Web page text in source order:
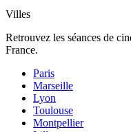
Villes
Retrouvez les séances de
France.
Paris
Marseille
Lyon
Toulouse
Montpellier